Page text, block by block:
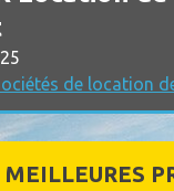
de location
MEILLEURES